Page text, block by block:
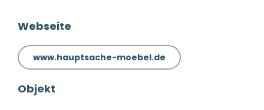
Webseite
www.hauptsache-moebel.de
Objekt